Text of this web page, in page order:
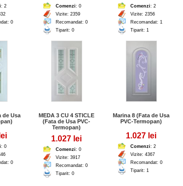
: 2
0
Comenzi: 0
Vizite: 2359
Recomandat: 0
Tiparit: 0
Comenzi: 2
Vizite: 2356
Recomandat: 1
Tiparit: 1
de Usa
: 0
0
MEDA 3 CU 4 STICLE
(Fata de Usa PVC-
Termopan)
1.027 lei
Comenzi: 0
Vizite: 3917
Recomandat: 0
Tiparit: 0
Marina 8 (Fata de Usa
PVC-Termopan)
1.027 lei
Comenzi: 2
Vizite: 4367
Recomandat: 0
Tiparit: 1